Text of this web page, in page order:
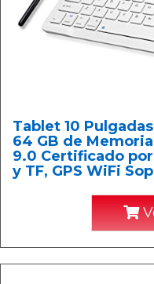
Tablet 10
64 GB de
9.0 Certificado por
y TF, GPS WiFi